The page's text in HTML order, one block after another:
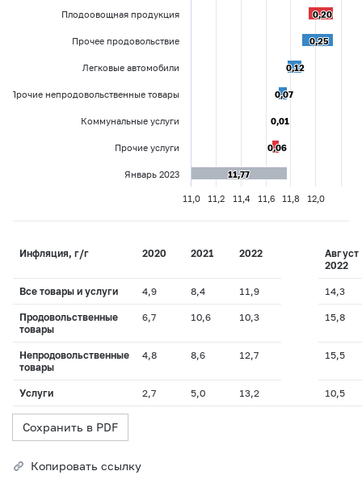
11,77
11,77
0,20
0,20
0,25
0,25
0,12
0,12
0,07
0,07
0,06
0,06
0,01
0,01
Плодоовощная продукция
Прочее продовольствие
Легковые автомобили
Прочие непродовольственные товары
Коммунальные услуги
Прочие услуги
Январь 2023
11,0 11,2 11,4 11,6 11,8 12,0
Инфляция, г/г 2020 2021 2022
Август
2022
Все товары и услуги 4,9 8,4 11,9 14,3
Продовольственные
товары
6,7 10,6 10,3 15,8
Непродовольственные
товары
4,8 8,6 12,7 15,5
Услуги 2,7 5,0 13,2 10,5
Сохранить в PDF
Копировать ссылку